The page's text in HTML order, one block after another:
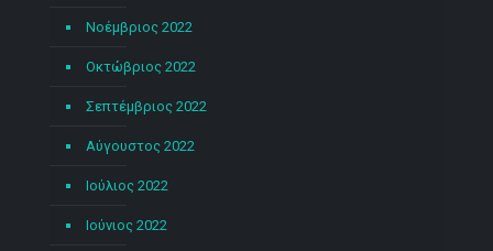
Νοέμβριος 2022
Οκτώβριος 2022
Σεπτέμβριος 2022
Αύγουστος 2022
Ιούλιος 2022
Ιούνιος 2022